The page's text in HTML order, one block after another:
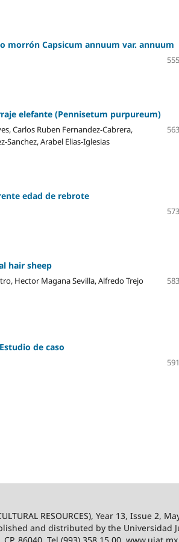
morrón Capsicum annuum var. annuum
elefante (Pennisetum purpureum)
Carlos Ruben Fernandez-Cabrera,
Arabel Elias-Iglesias
edad de rebrote
hair sheep
Hector Magana Sevilla, Alfredo Trejo
de caso
RESOURCES), Year 13, Issue 2,
and distributed by the Universidad